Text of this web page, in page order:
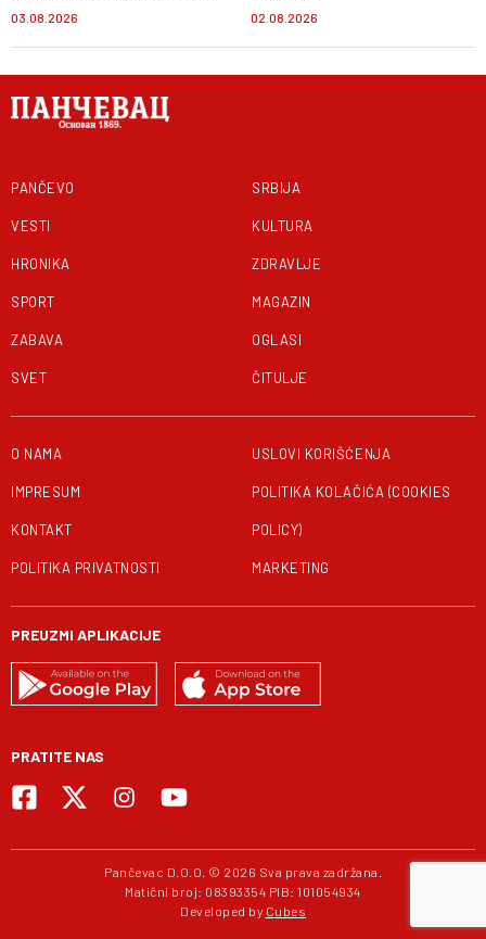
03.08.2026 02.08.2026
PANČEVO
VESTI
HRONIKA
SPORT
ZABAVA
SVET
SRBIJA
KULTURA
ZDRAVLJE
MAGAZIN
OGLASI
ČITULJE
O NAMA
IMPRESUM
KONTAKT
POLITIKA PRIVATNOSTI
USLOVI KORIŠĆENJA
POLITIKA KOLAČIĆA (COOKIES
POLICY)
MARKETING
PREUZMI APLIKACIJE
PRATITE NAS
Pančevac D.O.O. © 2026 Sva prava zadržana.
Matični broj: 08393354 PIB: 101054934
Developed by Cubes